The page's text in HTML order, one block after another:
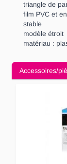
triangle de
film PVC et
stable
modèle étroit
matériau :
Accessoires/